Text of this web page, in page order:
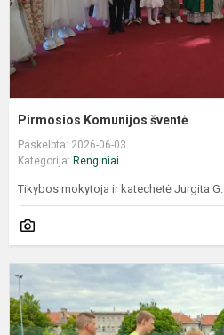
Pirmosios Komunijos šventė
Paskelbta: 2026-06-03
Kategorija: Renginiai
Tikybos mokytoja ir katechetė Jurgita G.